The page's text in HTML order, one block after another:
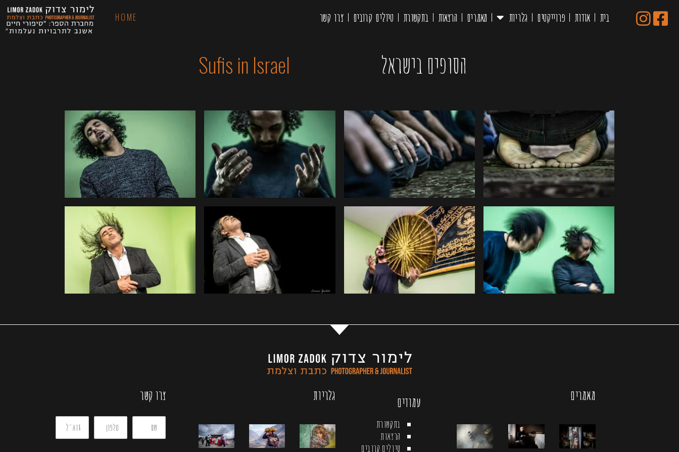
בית אודות פרוייקטים גלריות מאמרים הרצאות בתקשורת טיולים קרובים צרו קשר HOME
הסופים בישראל Sufis in Israel
מאמרים עמודים
בתקשורת
הרצאות
טיולים קרובים
גלריות צרו קשר